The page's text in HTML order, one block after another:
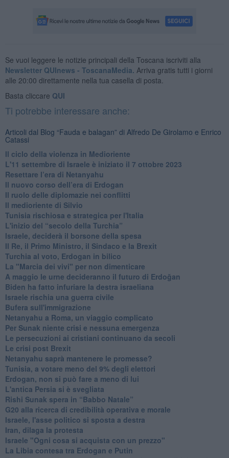
Se vuoi leggere le notizie principali della Toscana iscriviti alla
Newsletter QUInews - ToscanaMedia. Arriva gratis tutti i giorni
alle 20:00 direttamente nella tua casella di posta.
Basta cliccare QUI
Ti potrebbe interessare anche:
Articoli dal Blog “Fauda e balagan” di Alfredo De Girolamo e Enrico
Catassi
Il ciclo della violenza in Medioriente
L'11 settembre di Israele è iniziato il 7 ottobre 2023
Resettare l’era di Netanyahu
​Il nuovo corso dell’era di Erdogan
Il ruolo delle diplomazie nei conflitti
Il medioriente di Silvio
Tunisia rischiosa e strategica per l'Italia
L'inizio del “secolo della Turchia”
Israele, deciderà il borsone della spesa
Il Re, il Primo Ministro, il Sindaco e la Brexit
Turchia al voto, Erdogan in bilico
La "Marcia dei vivi" per non dimenticare
A maggio le urne decideranno il futuro di Erdoğan
Biden ha fatto infuriare la destra israeliana
Israele rischia una guerra civile
Bufera sull'immigrazione
Netanyahu a Roma, un viaggio complicato
Per Sunak niente crisi e nessuna emergenza
Le persecuzioni ai cristiani continuano da secoli
Le crisi post Brexit
Netanyahu saprà mantenere le promesse?
Tunisia, a votare meno del 9% degli elettori
Erdogan, non si può fare a meno di lui
L'antica Persia si è svegliata
Rishi Sunak spera in “Babbo Natale”
G20 alla ricerca di credibilità operativa e morale
Israele, l'asse politico si sposta a destra
Iran, dilaga la protesta
Israele "Ogni cosa si acquista con un prezzo"
La Libia contesa tra Erdogan e Putin